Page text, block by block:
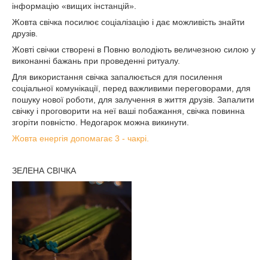
інформацію «вищих інстанцій».
Жовта свічка посилює соціалізацію і дає можливість знайти
друзів.
Жовті свічки створені в Повню володіють величезною силою у
виконанні бажань при проведенні ритуалу.
Для використання свічка запалюється для посилення
соціальної комунікації, перед важливими переговорами, для
пошуку нової роботи, для залучення в життя друзів. Запалити
свічку і проговорити на неї ваші побажання, свічка повинна
згоріти повністю. Недогарок можна викинути.
Жовта енергія допомагає 3 - чакрі.
ЗЕЛЕНА СВІЧКА